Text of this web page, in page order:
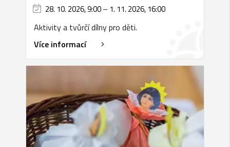
28. 10. 2026, 9:00– 1. 11. 2026, 16:00
Aktivity a tvůrčí dílny pro děti.
Více informací